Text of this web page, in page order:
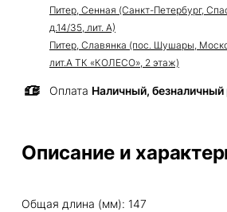
Питер, Сенная (Санкт-Петербург,
д.14/35, лит. А)
Питер, Славянка (пос. Шушары,
лит.А ТК «КОЛЕСО», 2 этаж)
Оплата Наличный, безналичный
Описание и
Общая длина (мм): 147